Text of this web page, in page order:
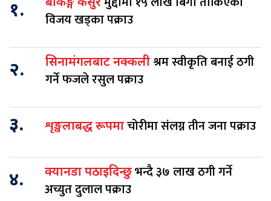
१. बैंकिङ्ग कसुर
विजय खड्का पक्राउ
२. सिनामंगलबाट नक्कलीश्रम स्वीकृति बनाई ठगी
गर्ने फजले रसुल पक्राउ
३. शृङ्खलाबद्ध रूपमाचोरीमा संलग्न तीन जना पक्राउ
४. क्यानडा पठाइदिन्छुभन्दै ३७ लाख ठगी गर्ने
अच्युत दुलाल पक्राउ